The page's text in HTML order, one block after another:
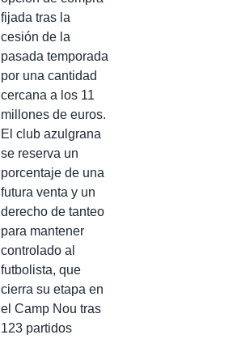
fijada tras la
cesión de la
pasada temporada
por una cantidad
cercana a los 11
millones de euros.
El club azulgrana
se reserva un
porcentaje de una
futura venta y un
derecho de tanteo
para mantener
controlado al
futbolista, que
cierra su etapa en
el Camp Nou tras
123 partidos